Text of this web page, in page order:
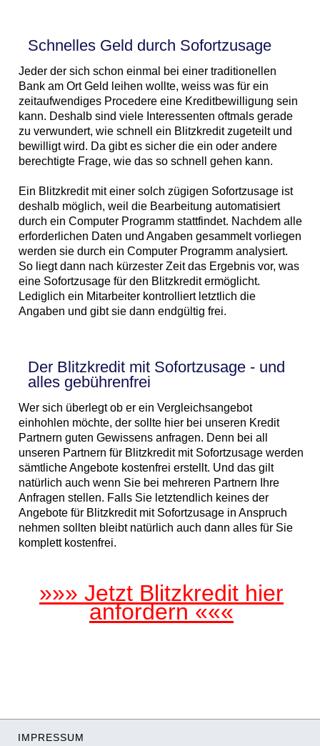
Schnelles Geld durch Sofortzusage
Jeder der sich schon einmal bei einer traditionellen
Bank am Ort Geld leihen wollte, weiss was für ein
zeitaufwendiges Procedere eine Kreditbewilligung sein
kann. Deshalb sind viele Interessenten oftmals gerade
zu verwundert, wie schnell ein Blitzkredit zugeteilt und
bewilligt wird. Da gibt es sicher die ein oder andere
berechtigte Frage, wie das so schnell gehen kann.
Ein Blitzkredit mit einer solch zügigen Sofortzusage ist
deshalb möglich, weil die Bearbeitung automatisiert
durch ein Computer Programm stattfindet. Nachdem alle
erforderlichen Daten und Angaben gesammelt vorliegen
werden sie durch ein Computer Programm analysiert.
So liegt dann nach kürzester Zeit das Ergebnis vor, was
eine Sofortzusage für den Blitzkredit ermöglicht.
Lediglich ein Mitarbeiter kontrolliert letztlich die
Angaben und gibt sie dann endgültig frei.
Der Blitzkredit mit Sofortzusage - und
alles gebührenfrei
Wer sich überlegt ob er ein Vergleichsangebot
einhohlen möchte, der sollte hier bei unseren Kredit
Partnern guten Gewissens anfragen. Denn bei all
unseren Partnern für Blitzkredit mit Sofortzusage werden
sämtliche Angebote kostenfrei erstellt. Und das gilt
natürlich auch wenn Sie bei mehreren Partnern Ihre
Anfragen stellen. Falls Sie letztendlich keines der
Angebote für Blitzkredit mit Sofortzusage in Anspruch
nehmen sollten bleibt natürlich auch dann alles für Sie
komplett kostenfrei.
»»» Jetzt Blitzkredit hier
anfordern «««
IMPRESSUM